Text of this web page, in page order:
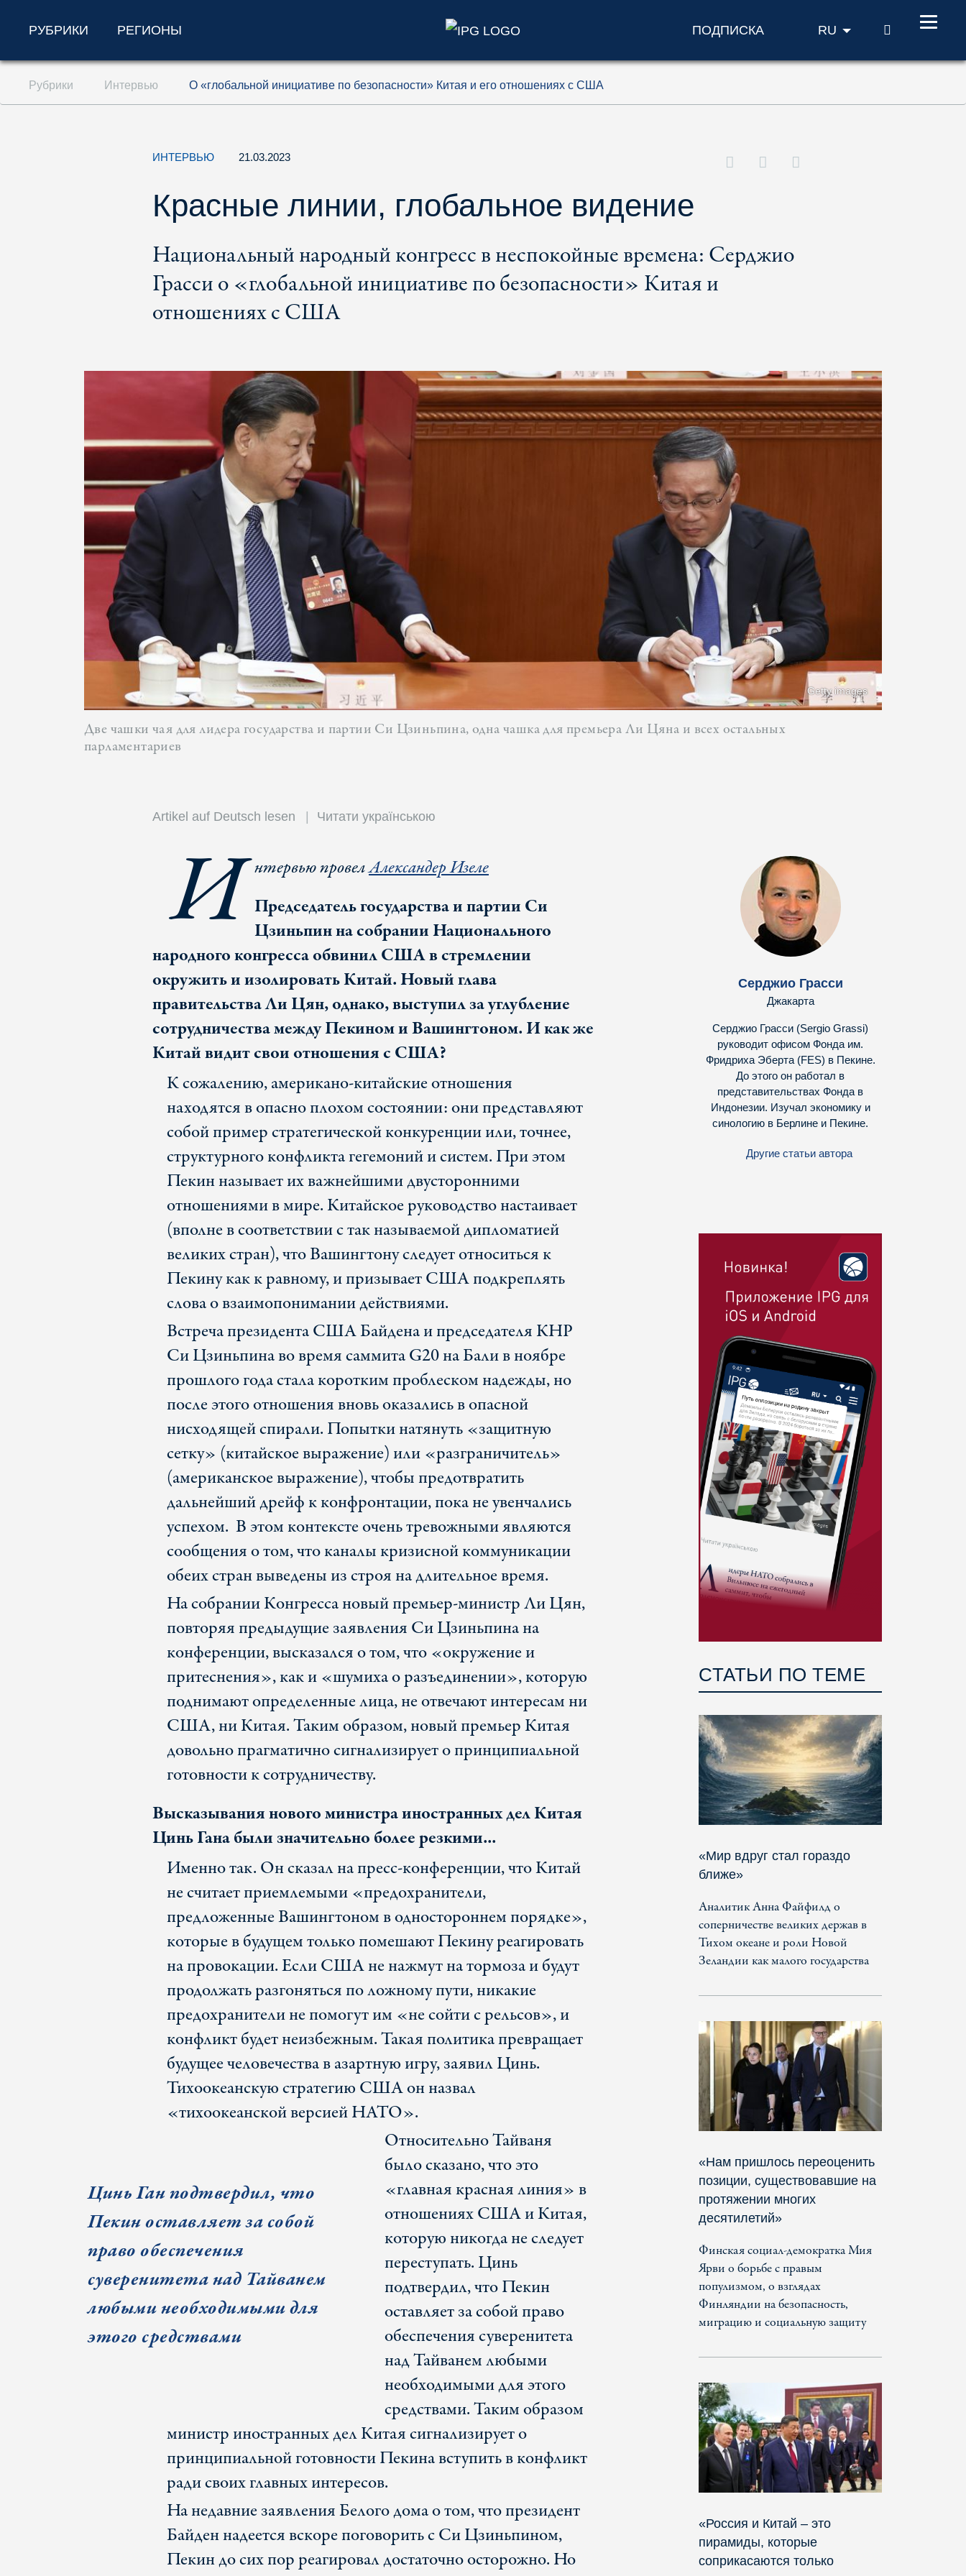
Перейти к содержанию (ключ доступа '1')
Перейти к поиску (ключ доступа '2')
РУБРИКИ РЕГИОНЫ ПОДПИСКА RU ПОИСК
Рубрики Интервью О «глобальной инициативе по безопасности» Китая и его отношениях с США
ИНТЕРВЬЮ 21.03.2023
Красные линии, глобальное видение
Национальный народный конгресс в неспокойные времена: Серджио
Грасси о «глобальной инициативе по безопасности» Китая и
отношениях с США
Getty images
Две чашки чая для лидера государства и партии Си Цзиньпина, одна чашка для премьера Ли Цяна и всех остальных
парламентариев
Artikel auf Deutsch lesen Читати українською
И нтервью провелАлександер Изеле
Председатель государства и партии Си
Цзиньпин на собрании Национального
народного конгресса обвинил США в стремлении
окружить и изолировать Китай. Новый глава
правительства Ли Цян, однако, выступил за углубление
сотрудничества между Пекином и Вашингтоном. И как же
Китай видит свои отношения с США?
К сожалению, американо-китайские отношения
находятся в опасно плохом состоянии: они представляют
собой пример стратегической конкуренции или, точнее,
структурного конфликта гегемоний и систем. При этом
Пекин называет их важнейшими двусторонними
отношениями в мире. Китайское руководство настаивает
(вполне в соответствии с так называемой дипломатией
великих стран), что Вашингтону следует относиться к
Пекину как к равному, и призывает США подкреплять
слова о взаимопонимании действиями.
Встреча президента США Байдена и председателя КНР
Си Цзиньпина во время саммита G20 на Бали в ноябре
прошлого года стала коротким проблеском надежды, но
после этого отношения вновь оказались в опасной
нисходящей спирали. Попытки натянуть «защитную
сетку» (китайское выражение) или «разграничитель»
(американское выражение), чтобы предотвратить
дальнейший дрейф к конфронтации, пока не увенчались
успехом. В этом контексте очень тревожными являются
сообщения о том, что каналы кризисной коммуникации
обеих стран выведены из строя на длительное время.
На собрании Конгресса новый премьер-министр Ли Цян,
повторяя предыдущие заявления Си Цзиньпина на
конференции, высказался о том, что «окружение и
притеснения», как и «шумиха о разъединении», которую
поднимают определенные лица, не отвечают интересам ни
США, ни Китая. Таким образом, новый премьер Китая
довольно прагматично сигнализирует о принципиальной
готовности к сотрудничеству.
Высказывания нового министра иностранных дел Китая
Цинь Гана были значительно более резкими...
Именно так. Он сказал на пресс-конференции, что Китай
не считает приемлемыми «предохранители,
предложенные Вашингтоном в одностороннем порядке»,
которые в будущем только помешают Пекину реагировать
на провокации. Если США не нажмут на тормоза и будут
продолжать разгоняться по ложному пути, никакие
предохранители не помогут им «не сойти с рельсов», и
конфликт будет неизбежным. Такая политика превращает
будущее человечества в азартную игру, заявил Цинь.
Тихоокеанскую стратегию США он назвал
«тихоокеанской версией НАТО».
Цинь Ган подтвердил, что
Пекин оставляет за собой
право обеспечения
суверенитета над Тайванем
любыми необходимыми для
этого средствами
Относительно Тайваня
было сказано, что это
«главная красная линия» в
отношениях США и Китая,
которую никогда не следует
переступать. Цинь
подтвердил, что Пекин
оставляет за собой право
обеспечения суверенитета
над Тайванем любыми
необходимыми для этого
средствами. Таким образом
министр иностранных дел Китая сигнализирует о
принципиальной готовности Пекина вступить в конфликт
ради своих главных интересов.
На недавние заявления Белого дома о том, что президент
Байден надеется вскоре поговорить с Си Цзиньпином,
Пекин до сих пор реагировал достаточно осторожно. Но
Серджио Грасси
Джакарта
Серджио Грасси (Sergio Grassi)
руководит офисом Фонда им.
Фридриха Эберта (FES) в Пекине.
До этого он работал в
представительствах Фонда в
Индонезии. Изучал экономику и
синологию в Берлине и Пекине.
Другие статьи автора
СТАТЬИ ПО ТЕМЕ
«Мир вдруг стал гораздо
ближе»
Аналитик Анна Файфилд о
соперничестве великих держав в
Тихом океане и роли Новой
Зеландии как малого государства
«Нам пришлось переоценить
позиции, существовавшие на
протяжении многих
десятилетий»
Финская социал-демократка Мия
Ярви о борьбе с правым
популизмом, о взглядах
Финляндии на безопасность,
миграцию и социальную защиту
«Россия и Китай – это
пирамиды, которые
соприкасаются только